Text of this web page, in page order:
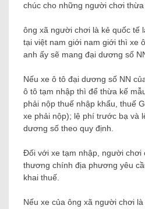
chúc cho những người chơi thừa
ông xã người chơi là kẻ quốc tế
tại việt nam giới nam giới thì xe
anh ấy sẽ mang đại dương số
Nếu xe ô tô đại dương số NN
ô tô tạm nhập thì để thừa kế
phải nộp thuế nhập khẩu, thuế
xe phải nộp); lệ phí trước bạ và
dương số theo quy định.
Đối với xe tạm nhập, người chơi
thương chính địa phương yêu
khai thuế.
Nếu xe của ông xã người chơi